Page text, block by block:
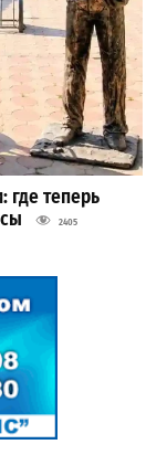
где теперь
2405